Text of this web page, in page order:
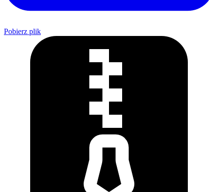
Pobierz plik